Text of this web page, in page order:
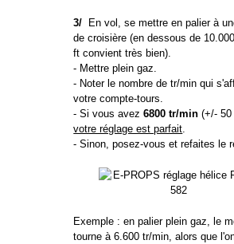
3/ En vol, se mettre en palier à
de croisière (en dessous de
ft convient très bien).
- Mettre plein gaz.
- Noter le nombre de tr/min qui
votre compte-tours.
- Si vous avez6800 tr/min (+/- 50
votre réglage est parfait.
- Sinon, posez-vous et refaites le
Exemple : en palier plein gaz, le
tourne à 6.600 tr/min, alors que